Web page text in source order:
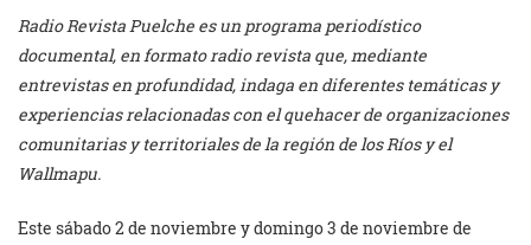
Radio Revista Puelche es un programa periodístico
documental, en formato radio revista que, mediante
entrevistas en profundidad, indaga en diferentes temáticas y
experiencias relacionadas con el quehacer de organizaciones
comunitarias y territoriales de la región de los Ríos y el
Wallmapu.
Este sábado 2 de noviembre y domingo 3 de noviembre de